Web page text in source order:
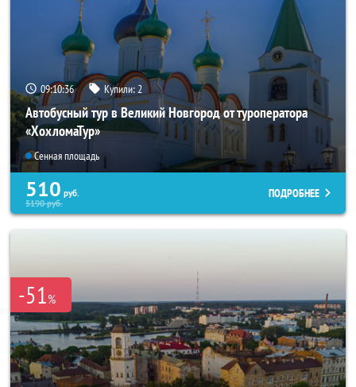
09:10:35 Купили: 2
Автобусный тур в Великий Новгород от туроператора
«ХохломаТур»
Сенная площадь
510 руб.
5190руб.
ПОДРОБНЕЕ
-51%